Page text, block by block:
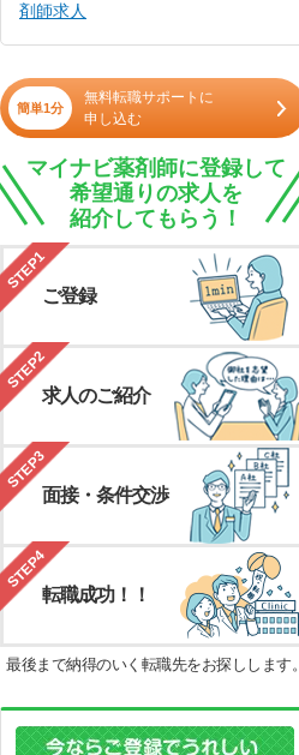
剤師求人
簡単1分
無料転職サポートに
申し込む
マイナビ薬剤師に登録して
希望通りの求人を
紹介してもらう！
STEP1
ご登録
STEP2
求人のご紹介
STEP3
面接・条件交渉
STEP4
転職成功！！
最後まで納得のいく転職先をお探しします。